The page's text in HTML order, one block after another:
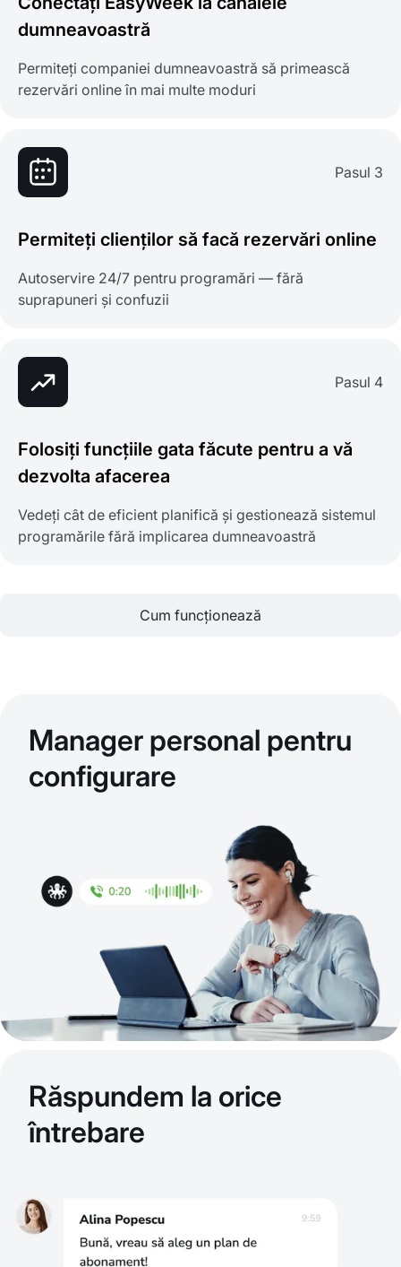
dumneavoastră
Permiteți companiei dumneavoastră să primească
rezervări online în mai multe moduri
Pasul 3
Permiteți clienților să facă rezervări online
Autoservire 24/7 pentru programări — fără
suprapuneri și confuzii
Pasul 4
Folosiți funcțiile gata făcute pentru a vă
dezvolta afacerea
Vedeți cât de eficient planifică și gestionează sistemul
programările fără implicarea dumneavoastră
Cum funcționează
Manager personal pentru
configurare
Răspundem la orice
întrebare